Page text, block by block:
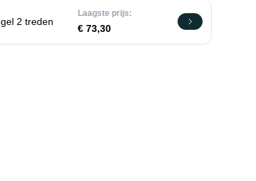
2 treden
Laagste prijs:
€ 73,30